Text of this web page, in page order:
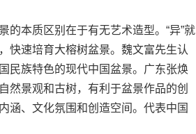
的本质区别在于有无艺术造型。“异”就
快速培育大榕树盆景。魏文富先生认
民族特色的现代中国盆景。广东张焕
然景观和古树，有利于盆景作品的创
涵、文化氛围和创造空间。代表中国